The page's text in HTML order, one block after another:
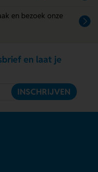
en bezoek onze
en laat je
INSCHRIJVEN